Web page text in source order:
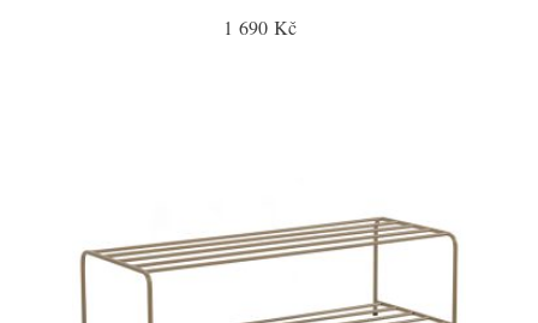
1 690 Kč